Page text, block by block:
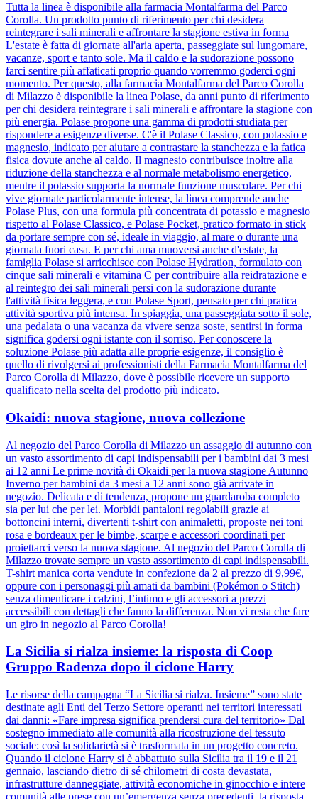
Tutta la linea è disponibile alla farmacia Montalfarma del Parco
Corolla. Un prodotto punto di riferimento per chi desidera
reintegrare i sali minerali e affrontare la stagione estiva in forma
L'estate è fatta di giornate all'aria aperta, passeggiate sul lungomare,
vacanze, sport e tanto sole. Ma il caldo e la sudorazione possono
farci sentire più affaticati proprio quando vorremmo goderci ogni
momento. Per questo, alla farmacia Montalfarma del Parco Corolla
di Milazzo è disponibile la linea Polase, da anni punto di riferimento
per chi desidera reintegrare i sali minerali e affrontare la stagione con
più energia. Polase propone una gamma di prodotti studiata per
rispondere a esigenze diverse. C'è il Polase Classico, con potassio e
magnesio, indicato per aiutare a contrastare la stanchezza e la fatica
fisica dovute anche al caldo. Il magnesio contribuisce inoltre alla
riduzione della stanchezza e al normale metabolismo energetico,
mentre il potassio supporta la normale funzione muscolare. Per chi
vive giornate particolarmente intense, la linea comprende anche
Polase Plus, con una formula più concentrata di potassio e magnesio
rispetto al Polase Classico, e Polase Pocket, pratico formato in stick
da portare sempre con sé, ideale in viaggio, al mare o durante una
giornata fuori casa. E per chi ama muoversi anche d'estate, la
famiglia Polase si arricchisce con Polase Hydration, formulato con
cinque sali minerali e vitamina C per contribuire alla reidratazione e
al reintegro dei sali minerali persi con la sudorazione durante
l'attività fisica leggera, e con Polase Sport, pensato per chi pratica
attività sportiva più intensa. In spiaggia, una passeggiata sotto il sole,
una pedalata o una vacanza da vivere senza soste, sentirsi in forma
significa godersi ogni istante con il sorriso. Per conoscere la
soluzione Polase più adatta alle proprie esigenze, il consiglio è
quello di rivolgersi ai professionisti della Farmacia Montalfarma del
Parco Corolla di Milazzo, dove è possibile ricevere un supporto
qualificato nella scelta del prodotto più indicato.
Okaidi: nuova stagione, nuova collezione
Al negozio del Parco Corolla di Milazzo un assaggio di autunno con
un vasto assortimento di capi indispensabili per i bambini dai 3 mesi
ai 12 anni Le prime novità di Okaidi per la nuova stagione Autunno
Inverno per bambini da 3 mesi a 12 anni sono già arrivate in
negozio. Delicata e di tendenza, propone un guardaroba completo
sia per lui che per lei. Morbidi pantaloni regolabili grazie ai
bottoncini interni, divertenti t-shirt con animaletti, proposte nei toni
rosa e bordeaux per le bimbe, scarpe e accessori coordinati per
proiettarci verso la nuova stagione. Al negozio del Parco Corolla di
Milazzo trovate sempre un vasto assortimento di capi indispensabili.
T-shirt manica corta vendute in confezione da 2 al prezzo di 9,99€,
oppure con i personaggi più amati da bambini (Pokémon o Stitch)
senza dimenticare i calzini, l’intimo e gli accessori a prezzi
accessibili con dettagli che fanno la differenza. Non vi resta che fare
un giro in negozio al Parco Corolla!
La Sicilia si rialza insieme: la risposta di Coop
Gruppo Radenza dopo il ciclone Harry
Le risorse della campagna “La Sicilia si rialza. Insieme” sono state
destinate agli Enti del Terzo Settore operanti nei territori interessati
dai danni: «Fare impresa significa prendersi cura del territorio» Dal
sostegno immediato alle comunità alla ricostruzione del tessuto
sociale: così la solidarietà si è trasformata in un progetto concreto.
Quando il ciclone Harry si è abbattuto sulla Sicilia tra il 19 e il 21
gennaio, lasciando dietro di sé chilometri di costa devastata,
infrastrutture danneggiate, attività economiche in ginocchio e intere